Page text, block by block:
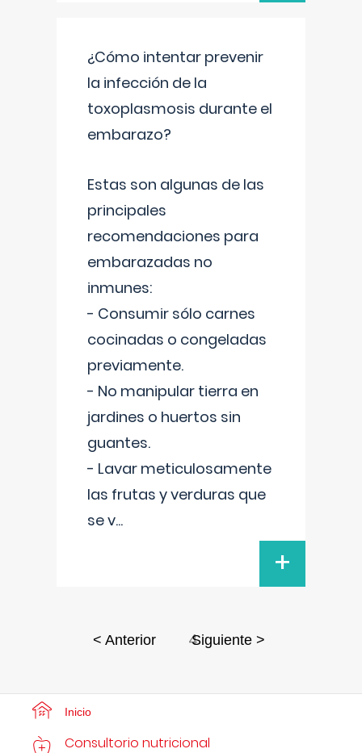
¿Cómo intentar prevenir
la infección de la
toxoplasmosis durante el
embarazo?
Estas son algunas de las
principales
recomendaciones para
embarazadas no
inmunes:
- Consumir sólo carnes
cocinadas o congeladas
previamente.
- No manipular tierra en
jardines o huertos sin
guantes.
- Lavar meticulosamente
las frutas y verduras que
se v...
+
< Anterior 4
Siguiente >
Inicio
Consultorio nutricional